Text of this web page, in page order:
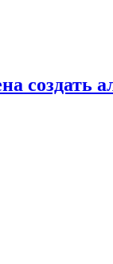
создать